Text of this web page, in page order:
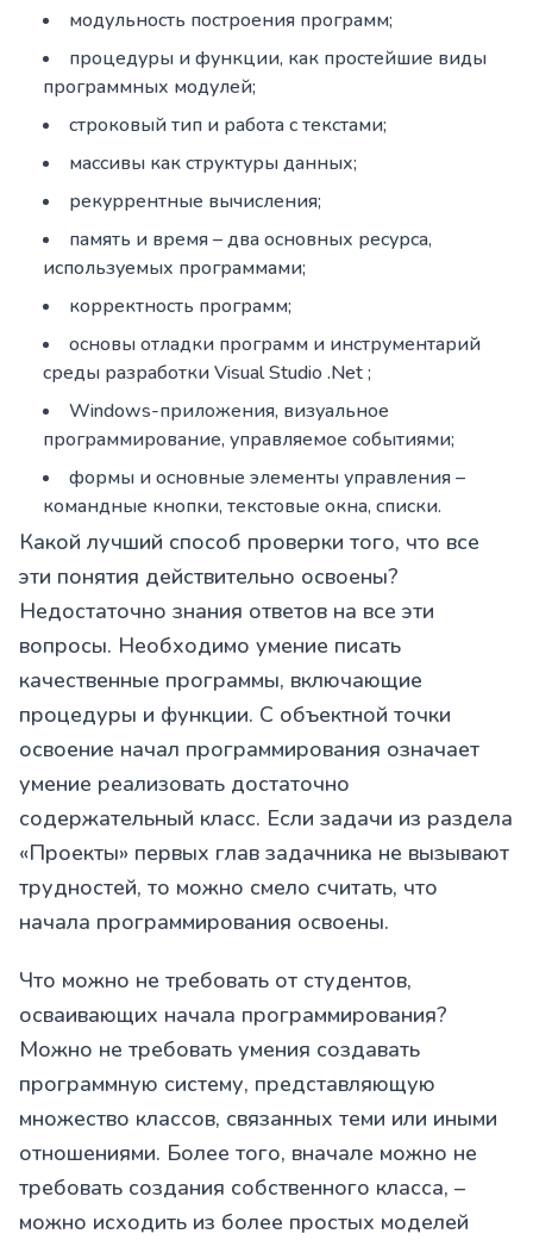
модульность построения программ;
процедуры и функции, как простейшие виды
программных модулей;
строковый тип и работа с текстами;
массивы как структуры данных;
рекуррентные вычисления;
память и время – два основных ресурса,
используемых программами;
корректность программ;
основы отладки программ и инструментарий
среды разработки Visual Studio .Net ;
Windows-приложения, визуальное
программирование, управляемое событиями;
формы и основные элементы управления –
командные кнопки, текстовые окна, списки.
Какой лучший способ проверки того, что все
эти понятия действительно освоены?
Недостаточно знания ответов на все эти
вопросы. Необходимо умение писать
качественные программы, включающие
процедуры и функции. С объектной точки
освоение начал программирования означает
умение реализовать достаточно
содержательный класс. Если задачи из раздела
«Проекты» первых глав задачника не вызывают
трудностей, то можно смело считать, что
начала программирования освоены.
Что можно не требовать от студентов,
осваивающих начала программирования?
Можно не требовать умения создавать
программную систему, представляющую
множество классов, связанных теми или иными
отношениями. Более того, вначале можно не
требовать создания собственного класса, –
можно исходить из более простых моделей